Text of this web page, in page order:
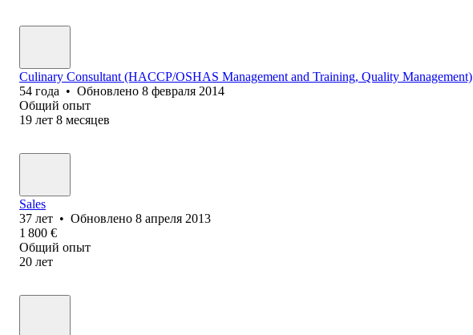
Culinary Consultant (HACCP/OSHAS Management and Training, Quality Management)
54 года • Обновлено 8 февраля 2014
Общий опыт
19 лет 8 месяцев
Sales
37 лет • Обновлено 8 апреля 2013
1 800 €
Общий опыт
20 лет